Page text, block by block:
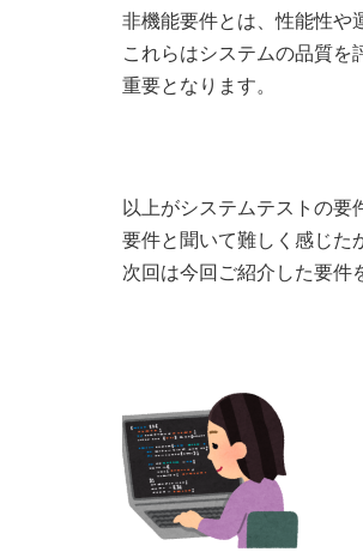
非機能要件とは、性能性や
これらはシステムの品質を
重要となります。
以上がシステムテストの要
要件と聞いて難しく感じた
次回は今回ご紹介した要件